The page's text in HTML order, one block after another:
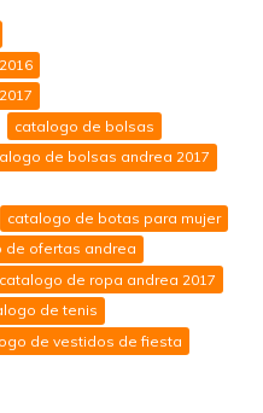
catalogo de bolsas
de bolsas andrea 2017
catalogo de botas para mujer
de ofertas andrea
catalogo de ropa andrea 2017
de tenis
de vestidos de fiesta